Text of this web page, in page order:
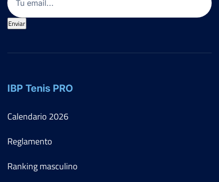
Enviar
IBP Tenis PRO
Calendario 2026
Reglamento
Ranking masculino